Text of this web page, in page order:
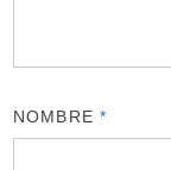
NOMBRE *